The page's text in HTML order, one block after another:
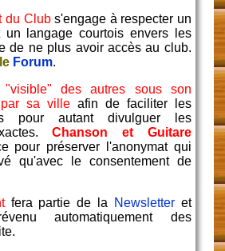
du Clubs'engage à respecter un
un langage courtois envers les
de ne plus avoir accès au club.
Forum.
"visible" des autres sous son
sa villeafin de faciliter les
pour autant divulguer les
Chanson et Guitare
pour préserver l'anonymat qui
qu'avec le consentement de
fera partie de la Newsletter et
automatiquement des